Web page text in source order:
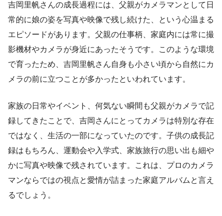
吉岡里帆さんの成長過程には、父親がカメラマンとして日
常的に娘の姿を写真や映像で残し続けた、という心温まる
エピソードがあります。父親の仕事柄、家庭内には常に撮
影機材やカメラが身近にあったそうです。このような環境
で育ったため、吉岡里帆さん自身も小さい頃から自然にカ
メラの前に立つことが多かったといわれています。
家族の日常やイベント、何気ない瞬間も父親がカメラで記
録してきたことで、吉岡さんにとってカメラは特別な存在
ではなく、生活の一部になっていたのです。子供の成長記
録はもちろん、運動会や入学式、家族旅行の思い出も細や
かに写真や映像で残されています。これは、プロのカメラ
マンならではの視点と愛情が詰まった家庭アルバムと言え
るでしょう。